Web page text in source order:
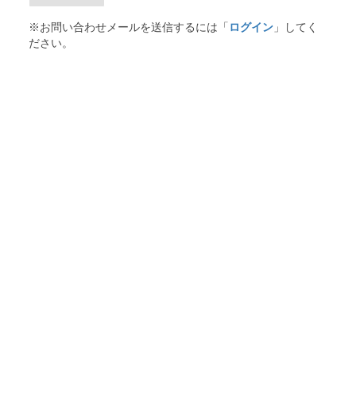
※お問い合わせメールを送信するには「 ログイン」してく
ださい。